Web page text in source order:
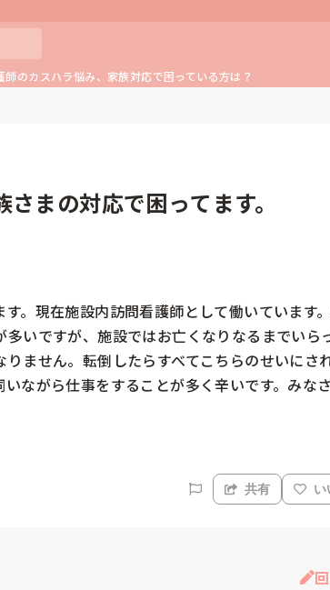
師のカスハラ悩み、家族対応で困っている方は？
まの対応で困ってます。
。現在施設内訪問看護師として働いています
いですが、施設ではお亡くなりなるまでいら
ません。転倒したらすべてこちらのせいにさ
ながら仕事をすることが多く辛いです。みな
共有 い